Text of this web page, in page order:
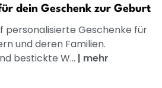
dein Geschenk zur Geburt
personalisierte Geschenke für
und deren Familien.
bestickte W... | mehr